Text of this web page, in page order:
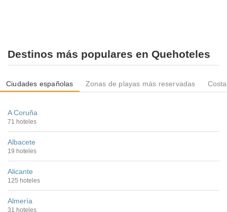
Destinos más populares en Quehoteles
Ciudades españolas Zonas de playas más reservadas
A Coruña
71 hoteles
Albacete
19 hoteles
Alicante
125 hoteles
Almería
31 hoteles